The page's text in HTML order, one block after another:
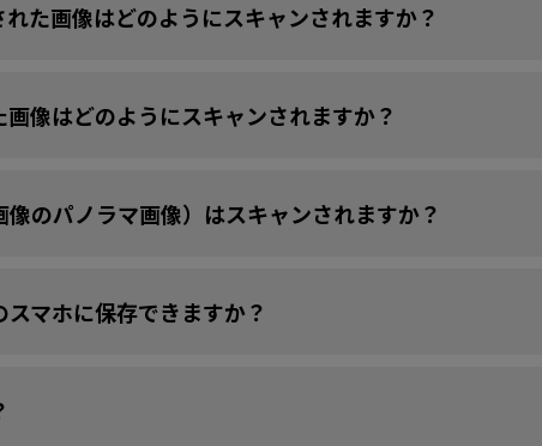
た画像はどのようにスキャンされますか？
像はどのようにスキャンされますか？
のパノラマ画像）はスキャンされますか？
マホに保存できますか？